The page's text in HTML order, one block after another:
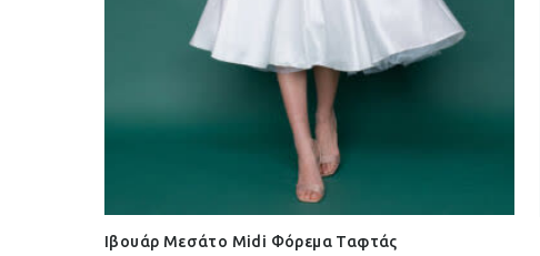
Ιβουάρ Μεσάτο Midi Φόρεμα Ταφτάς